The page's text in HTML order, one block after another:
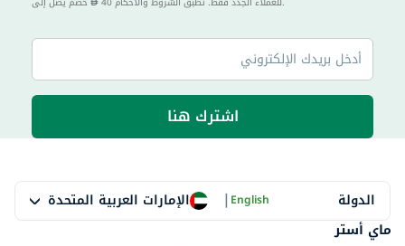
اشترك هنا
الدولة الإمارات العربية المتحدة |English
ماي أستر